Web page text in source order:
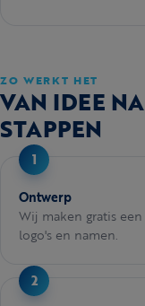
ZO WERKT HET
VAN IDEE
STAPPEN
Ontwerp
Wij maken gratis
logo's en namen.